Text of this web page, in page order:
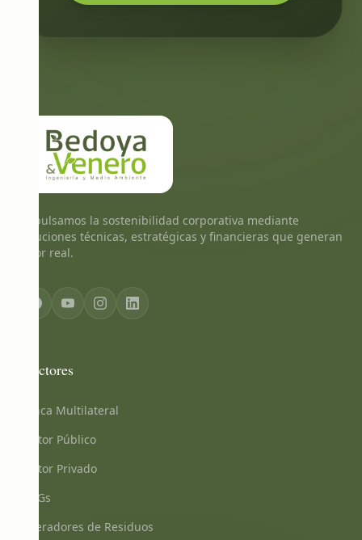
Impulsamos la sostenibilidad corporativa mediante
soluciones técnicas, estratégicas y financieras que generan
valor real.
Sectores
Banca Multilateral
Sector Público
Sector Privado
ONGs
Operadores de Residuos